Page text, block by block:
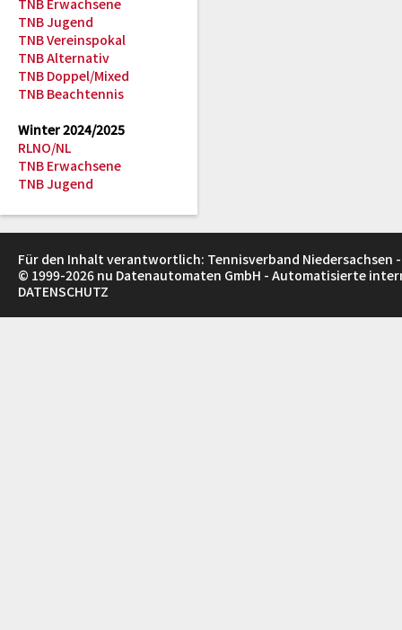
TNB Erwachsene
TNB Jugend
TNB Vereinspokal
TNB Alternativ
TNB Doppel/Mixed
TNB Beachtennis
Winter 2024/2025
RLNO/NL
TNB Erwachsene
TNB Jugend
Für den Inhalt verantwortlich: Tennisverband Niedersachsen -
© 1999-2026 nu Datenautomaten GmbH - Automatisierte
DATENSCHUTZ